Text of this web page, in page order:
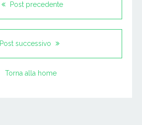
Post precedente
Post successivo
Torna alla home